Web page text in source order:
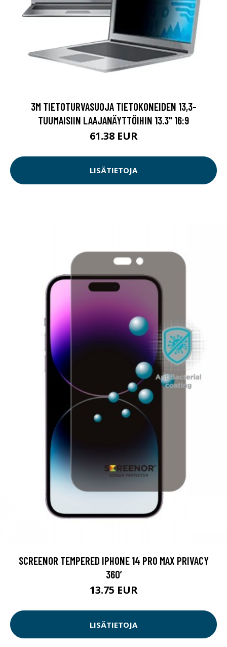
3M TIETOTURVASUOJA TIETOKONEIDEN 13,3-
TUUMAISIIN LAAJANÄYTTÖIHIN 13.3" 16:9
61.38 EUR
LISÄTIETOJA
SCREENOR TEMPERED IPHONE 14 PRO MAX PRIVACY
360’
13.75 EUR
LISÄTIETOJA